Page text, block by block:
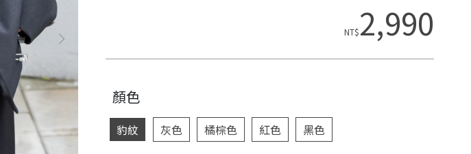
NT$2,990
顏色
豹紋 灰色 橘棕色 紅色 黑色